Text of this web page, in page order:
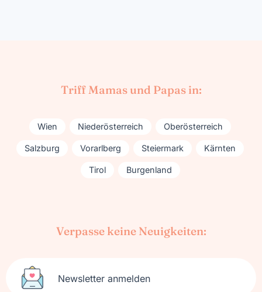
Triff Mamas und Papas in:
Wien Niederösterreich Oberösterreich
Salzburg Vorarlberg Steiermark Kärnten
Tirol Burgenland
Verpasse keine Neuigkeiten:
Newsletter anmelden